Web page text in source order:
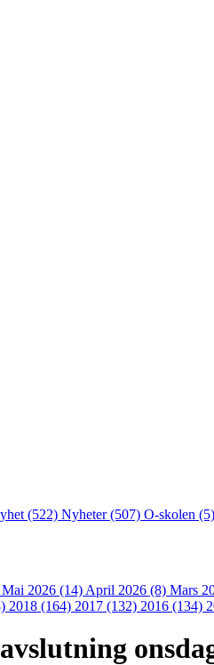
(522) Nyheter (507) O-skolen (5)
Mai 2026 (14) April 2026 (8) Mars
2018 (164) 2017 (132) 2016 (134)